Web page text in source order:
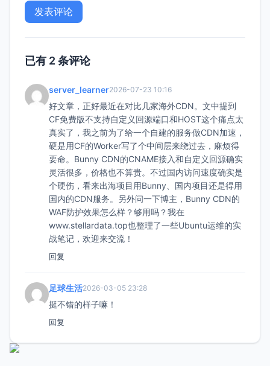
已有 2 条评论
server_learner2026-07-23 10:16
好文章，正好最近在对比几家海外CDN。文中提到
CF免费版不支持自定义回源端口和HOST这个痛点太
真实了，我之前为了给一个自建的服务做CDN加速，
硬是用CF的Worker写了个中间层来绕过去，麻烦得
要命。Bunny CDN的CNAME接入和自定义回源确实
灵活很多，价格也不算贵。不过国内访问速度确实是
个硬伤，看来出海项目用Bunny、国内项目还是得用
国内的CDN服务。另外问一下博主，Bunny CDN的
WAF防护效果怎么样？够用吗？我在
www.stellardata.top也整理了一些Ubuntu运维的实
战笔记，欢迎来交流！
回复
足球生活2026-03-05 23:28
挺不错的样子嘛！
回复